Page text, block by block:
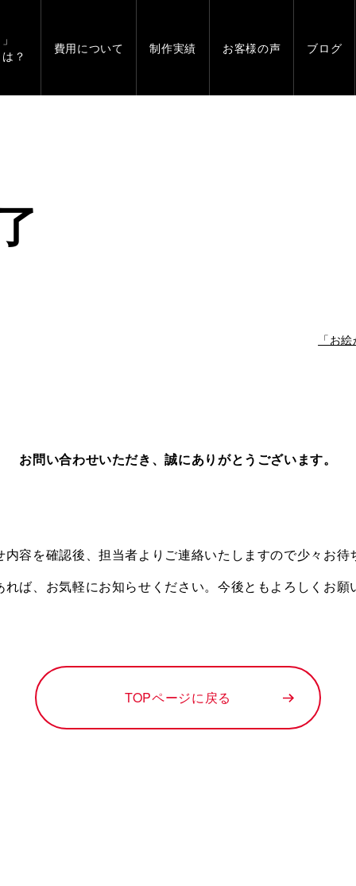
」
？
費用について 制作実績 お客様の声 ブログ
「お
お問い合わせいただき、誠にありがとうございます。
容を確認後、担当者よりご連絡いたしますので少々お待
ば、お気軽にお知らせください。今後ともよろしくお願
TOPページに戻る